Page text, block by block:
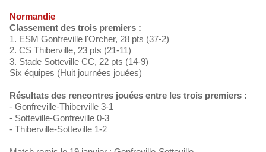
Normandie
Classement des trois premiers :
1. ESM Gonfreville l'Orcher, 28 pts (37-2)
2. CS Thiberville, 23 pts (21-11)
3. Stade Sotteville CC, 22 pts (14-9)
Six équipes (Huit journées jouées)
Résultats des rencontres jouées entre les trois premiers :
- Gonfreville-Thiberville 3-1
- Sotteville-Gonfreville 0-3
- Thiberville-Sotteville 1-2